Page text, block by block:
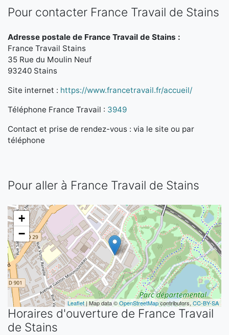
Pour contacter France Travail de Stains
Adresse postale de France Travail de Stains :
France Travail Stains
35 Rue du Moulin Neuf
93240 Stains
Site internet : https://www.francetravail.fr/accueil/
Téléphone France Travail : 3949
Contact et prise de rendez-vous : via le site ou par
téléphone
Pour aller à France Travail de Stains
+
−
Leaflet | Map data ©OpenStreetMapcontributors, CC-BY-SA
Horaires d'ouverture de France Travail
de Stains